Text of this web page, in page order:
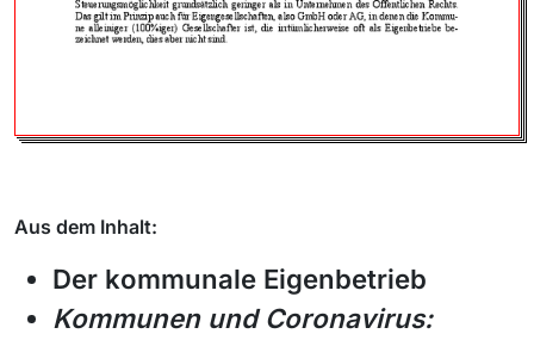
Aus dem Inhalt:
Der kommunale Eigenbetrieb
Kommunen und Coronavirus: